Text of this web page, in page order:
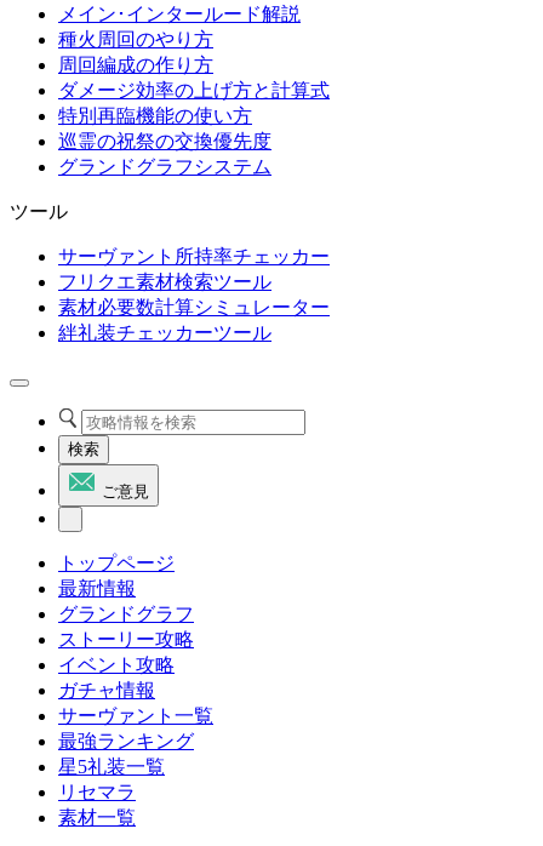
メイン･インタールード解説
種火周回のやり方
周回編成の作り方
ダメージ効率の上げ方と計算式
特別再臨機能の使い方
巡霊の祝祭の交換優先度
グランドグラフシステム
ツール
サーヴァント所持率チェッカー
フリクエ素材検索ツール
素材必要数計算シミュレーター
絆礼装チェッカーツール
検索
ご意見
トップページ
最新情報
グランドグラフ
ストーリー攻略
イベント攻略
ガチャ情報
サーヴァント一覧
最強ランキング
星5礼装一覧
リセマラ
素材一覧